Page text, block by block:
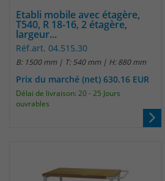
Etabli mobile avec étagère,
T540, R 18-16, 2 étagère,
largeur...
Réf.art. 04.515.30
B: 1500 mm | T: 540 mm | H: 880 mm
Prix du marché (net) 630.16 EUR
Délai de livraison: 20 - 25 Jours
ouvrables
Zweck
Informationen
eine randoly
um eindeutige
identifizieren. Die
auf unserem
sind damit
unzugänglich.
Anbieter Matomo